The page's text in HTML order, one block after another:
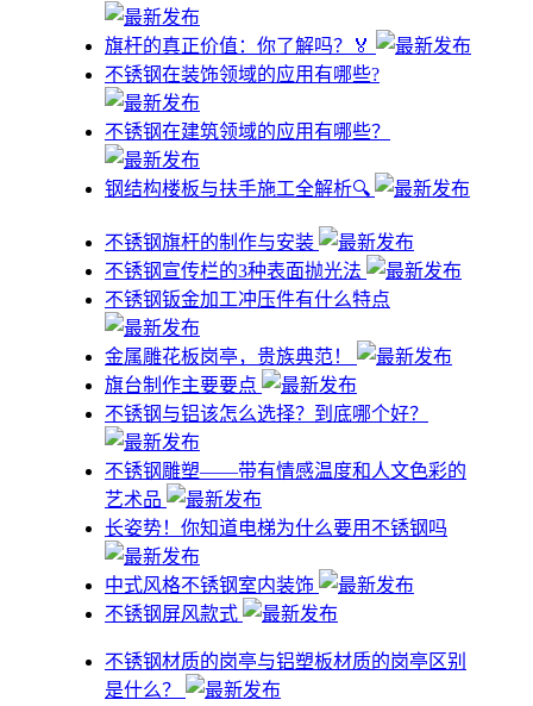
旗杆的真正价值：你了解吗？🏅
不锈钢在装饰领域的应用有哪些?
不锈钢在建筑领域的应用有哪些？
钢结构楼板与扶手施工全解析🔍
不锈钢旗杆的制作与安装
不锈钢宣传栏的3种表面抛光法
不锈钢钣金加工冲压件有什么特点
金属雕花板岗亭，贵族典范！
旗台制作主要要点
不锈钢与铝该怎么选择？到底哪个好？
不锈钢雕塑——带有情感温度和人文色彩的
艺术品
​长姿势！你知道电梯为什么要用不锈钢吗
中式风格不锈钢室内装饰
不锈钢屏风款式
不锈钢材质的岗亭与铝塑板材质的岗亭区别
是什么？